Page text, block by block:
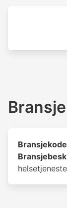
helsetjeneste